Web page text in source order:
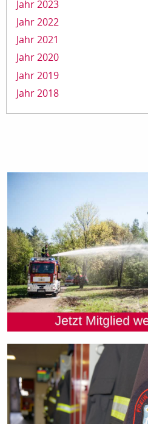
Jahr 2023
Jahr 2022
Jahr 2021
Jahr 2020
Jahr 2019
Jahr 2018